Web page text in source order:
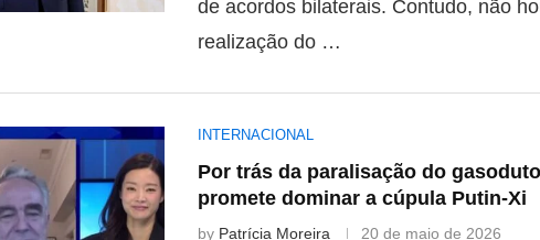
de acordos bilaterais. Contudo, não
realização do …
INTERNACIONAL
Por trás da paralisação do
promete dominar a cúpula Putin-Xi
by Patrícia Moreira 20 de maio de 2026